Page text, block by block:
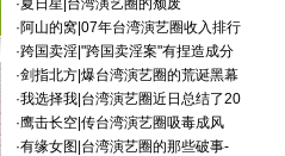
·夏日星 台湾演艺圈的颓废
·阿山的窝| 07年台湾演艺圈收入排行
·跨国卖淫| "跨国卖淫案"有捏造成分
·剑指北方| 爆台湾演艺圈的荒诞黑幕
·我选择我| 台湾演艺圈近日总结了20
·鹰击长空| 传台湾演艺圈吸毒成风
·有缘女图 台湾演艺圈的那些破事-